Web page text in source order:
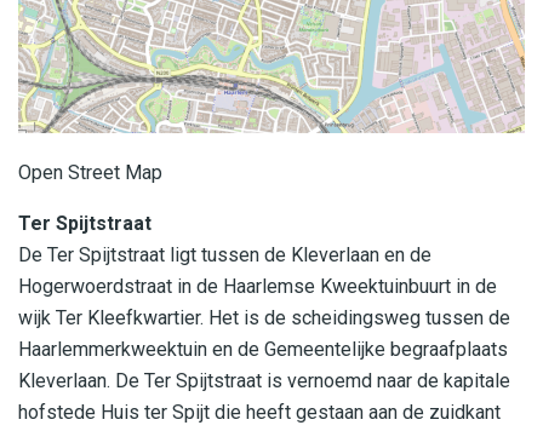
Open Street Map
Ter Spijtstraat
De Ter Spijtstraat ligt tussen de Kleverlaan en de
Hogerwoerdstraat in de Haarlemse Kweektuinbuurt in de
wijk Ter Kleefkwartier. Het is de scheidingsweg tussen de
Haarlemmerkweektuin en de Gemeentelijke begraafplaats
Kleverlaan. De Ter Spijtstraat is vernoemd naar de kapitale
hofstede Huis ter Spijt die heeft gestaan aan de zuidkant